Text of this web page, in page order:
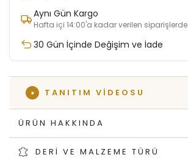
Aynı Gün Kargo
Hafta içi 14:00'a kadar verilen siparişlerde
30 Gün İçinde Değişim ve İade
TANITIM VIDEOSU
ÜRÜN HAKKINDA
DERI VE MALZEME TÜRÜ